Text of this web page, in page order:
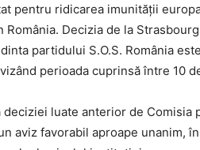
pentru ridicarea imunității
Decizia de la
partidului S.O.S. România
perioada cuprinsă între 10
luate anterior de
aviz favorabil aproape unanim,